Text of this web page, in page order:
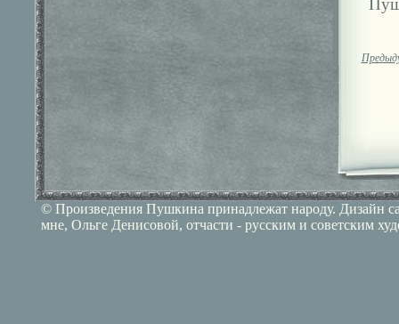
© Произведения Пушкина принадлежат народу. Дизайн
мне, Ольге Денисовой, отчасти - русским и советским